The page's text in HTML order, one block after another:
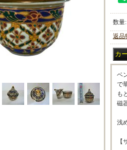
数量:
返品
ベ
で
も
磁
浅